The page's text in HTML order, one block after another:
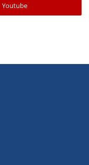
Youtube